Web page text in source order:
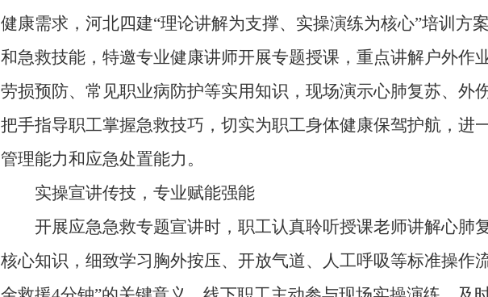
健康需求，河北四建“理论讲解为支撑、实操演练为核心”培训方
和急救技能，特邀专业健康讲师开展专题授课，重点讲解户外作
劳损预防、常见职业病防护等实用知识，现场演示心肺复苏、外
把手指导职工掌握急救技巧，切实为职工身体健康保驾护航，进
管理能力和应急处置能力。
实操宣讲传技，专业赋能强能
开展应急急救专题宣讲时，职工认真聆听授课老师讲解心肺
核心知识，细致学习胸外按压、开放气道、人工呼吸等标准操作